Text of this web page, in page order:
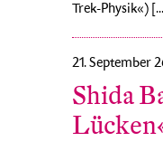
Trek-Physik«) [...]
21. September
Shida